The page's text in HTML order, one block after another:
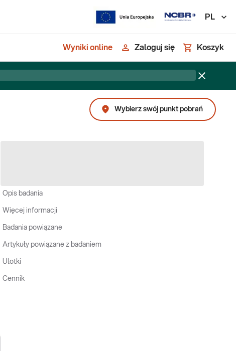
PL
Wyniki online Zaloguj się Koszyk
Wybierz swój punkt pobrań
Opis badania
Więcej informacji
Badania powiązane
Artykuły powiązane z badaniem
Ulotki
Cennik